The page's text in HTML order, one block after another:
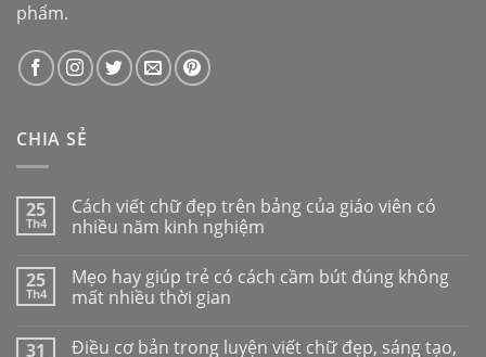
phẩm.
CHIA SẺ
25
Th4
Cách viết chữ đẹp trên bảng của giáo viên có
nhiều năm kinh nghiệm
25
Th4
Mẹo hay giúp trẻ có cách cầm bút đúng không
mất nhiều thời gian
31
Điều cơ bản trong luyện viết chữ đẹp, sáng tạo,